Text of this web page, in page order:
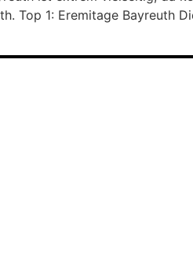
Top 1: Eremitage Bayreuth